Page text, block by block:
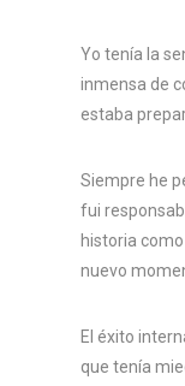
Yo tenía la
inmensa de
estaba
Siempre he
fui
historia como
nuevo
El éxito
que tenía